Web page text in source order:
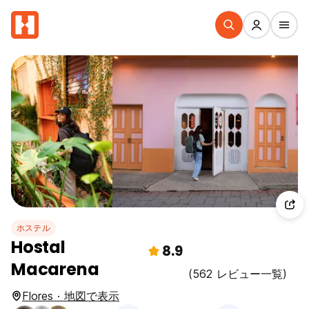
ホステル
Hostal
Macarena
8.9
(562 レビュー一覧)
Flores · 地図で表示